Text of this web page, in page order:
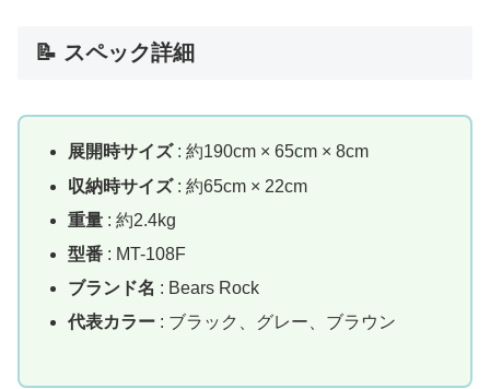
📝 スペック詳細
展開時サイズ: 約190cm × 65cm × 8cm
収納時サイズ: 約65cm × 22cm
重量 : 約2.4kg
型番 : MT-108F
ブランド名 : Bears Rock
代表カラー : ブラック、グレー、ブラウン